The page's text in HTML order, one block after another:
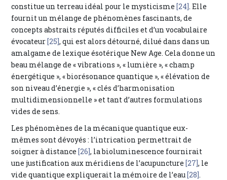
constitue un terreau idéal pour le mysticisme[24]. Elle
fournit un mélange de phénomènes fascinants, de
concepts abstraits réputés difficiles et d’un vocabulaire
évocateur[25], qui est alors détourné, dilué dans dans un
amalgame de lexique ésotérique New Age. Cela donne un
beau mélange de « vibrations », « lumière », « champ
énergétique », « biorésonance quantique », « élévation de
son niveau d’énergie », « clés d’harmonisation
multidimensionnelle » et tant d’autres formulations
vides de sens.
Les phénomènes de la mécanique quantique eux-
mêmes sont dévoyés : l’intrication permettrait de
soigner à distance[26], la bioluminescence fournirait
une justification aux méridiens de l’acupuncture[27], le
vide quantique expliquerait la mémoire de l’eau[28].